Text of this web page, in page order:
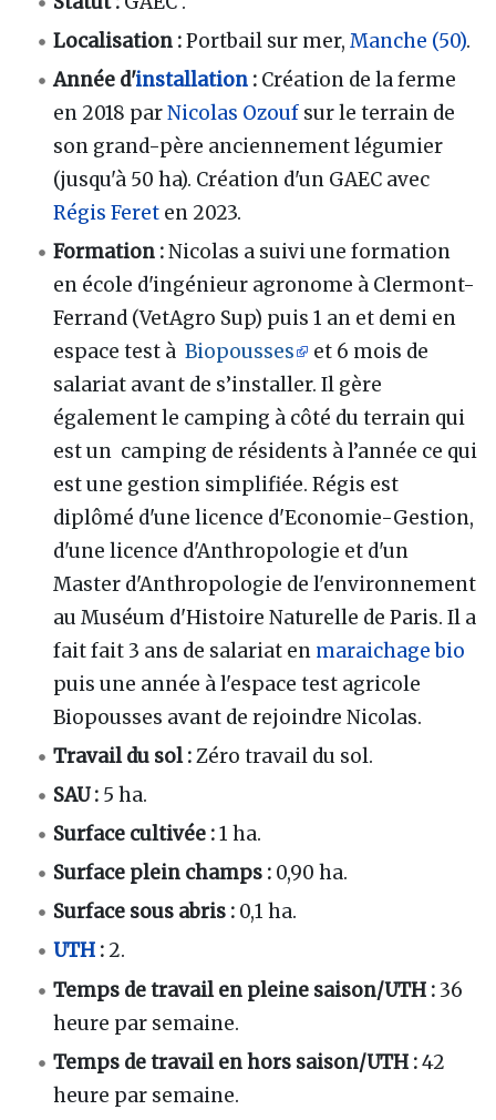
Localisation :Portbail sur mer,Manche (50).
Année d'installation : Création de la ferme
en 2018 parNicolas Ozouf sur le terrain de
son grand-père anciennement légumier
(jusqu'à 50 ha). Création d'un GAEC avec
Régis Feret en 2023.
Formation :Nicolas a suivi une formation
en école d'ingénieur agronome à Clermont-
Ferrand (VetAgro Sup) puis 1 an et demi en
espace test àBiopousses
et 6 mois de
salariat avant de s’installer. Il gère
également le camping à côté du terrain qui
est un camping de résidents à l’année ce qui
est une gestion simplifiée. Régis est
diplômé d'une licence d'Economie-Gestion,
d'une licence d'Anthropologie et d'un
Master d'Anthropologie de l'environnement
au Muséum d'Histoire Naturelle de Paris. Il a
fait fait 3 ans de salariat en maraichage bio
puis une année à l'espace test agricole
Biopousses avant de rejoindre Nicolas.
Travail du sol :Zéro travail du sol.
SAU : 5 ha.
Surface cultivée :1 ha.
Surface plein champs : 0,90 ha.
Surface sous abris : 0,1 ha.
UTH : 2.
Temps de travail en pleine saison/UTH : 36
heure par semaine.
Temps de travail en hors saison/UTH :42
heure par semaine.